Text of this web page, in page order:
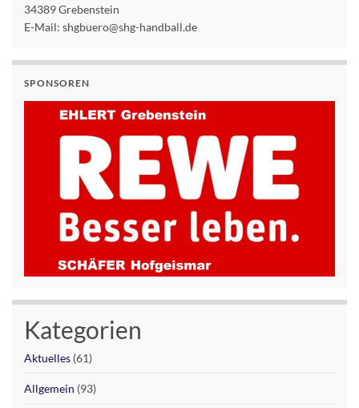
34389 Grebenstein
E-Mail: shgbuero@shg-handball.de
SPONSOREN
Kategorien
Aktuelles (61)
Allgemein (93)